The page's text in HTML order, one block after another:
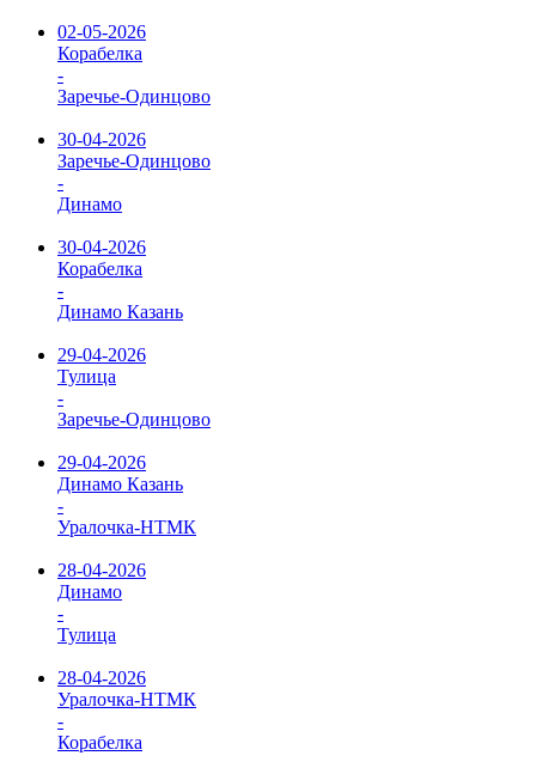
02-05-2026
Корабелка
-
Заречье-Одинцово
30-04-2026
Заречье-Одинцово
-
Динамо
30-04-2026
Корабелка
-
Динамо Казань
29-04-2026
Тулица
-
Заречье-Одинцово
29-04-2026
Динамо Казань
-
Уралочка-НТМК
28-04-2026
Динамо
-
Тулица
28-04-2026
Уралочка-НТМК
-
Корабелка